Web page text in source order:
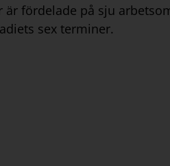
är fördelade på sju
sex terminer.